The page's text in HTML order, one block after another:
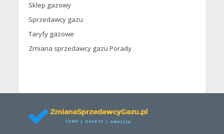
Sklep gazowy
Sprzedawcy gazu
Taryfy gazowe
Zmiana sprzedawcy gazu Porady